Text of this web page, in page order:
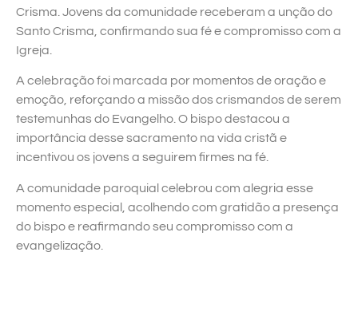
Crisma. Jovens da comunidade receberam a unção do
Santo Crisma, confirmando sua fé e compromisso com a
Igreja.
A celebração foi marcada por momentos de oração e
emoção, reforçando a missão dos crismandos de serem
testemunhas do Evangelho. O bispo destacou a
importância desse sacramento na vida cristã e
incentivou os jovens a seguirem firmes na fé.
A comunidade paroquial celebrou com alegria esse
momento especial, acolhendo com gratidão a presença
do bispo e reafirmando seu compromisso com a
evangelização.